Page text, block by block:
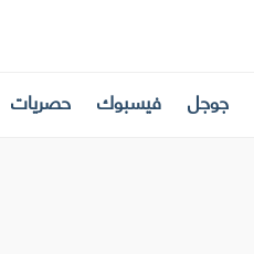
جوجل فيسبوك حصريات